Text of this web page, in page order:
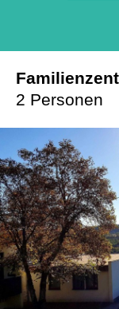
2 Personen